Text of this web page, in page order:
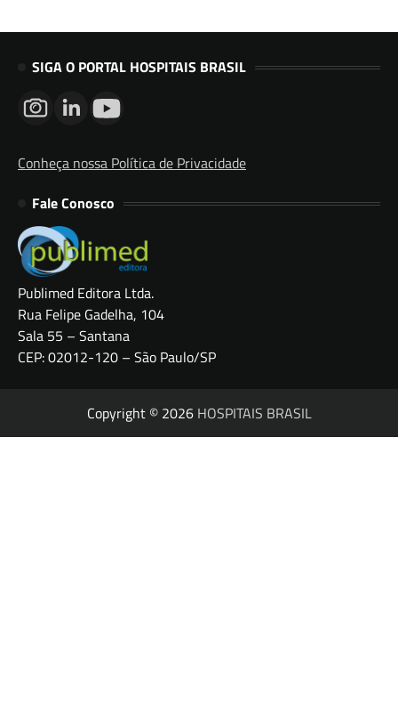
SIGA O PORTAL HOSPITAIS BRASIL
Conheça nossa Política de Privacidade
Fale Conosco
Publimed Editora Ltda.
Rua Felipe Gadelha, 104
Sala 55 – Santana
CEP: 02012-120 – São Paulo/SP
Copyright © 2026 HOSPITAIS BRASIL